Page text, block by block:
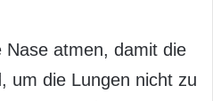
Nase atmen, damit die
um die Lungen nicht zu